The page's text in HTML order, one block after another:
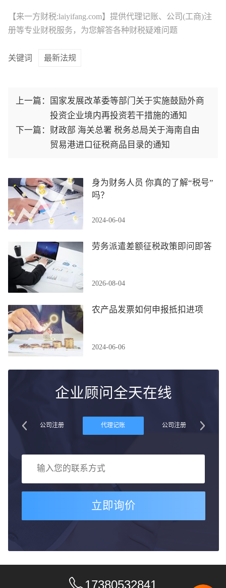
【来一方财税:laiyifang.com】提供代理记账、公司(工商)注
册等专业财税服务，为您解答各种财税疑难问题
关键词 最新法规
上一篇：
国家发展改革委等部门关于实施鼓励外商
投资企业境内再投资若干措施的通知
下一篇： 财政部 海关总署 税务总局关于海南自由
贸易港进口征税商品目录的通知
身为财务人员 你真的了解“税号”
吗？
2024-06-04
劳务派遣差额征税政策即问即答
2026-08-04
农产品发票如何申报抵扣进项
2024-06-06
企业顾问全天在线
公司注册 代理记账 公司注册
立即询价
17380532841